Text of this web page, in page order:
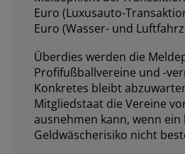
Euro (Luxusauto-
Euro (Wasser- und
Überdies werden die
Profifußballvereine und -
Konkretes bleibt
Mitgliedstaat die Vereine
ausnehmen kann, wenn ein
Geldwäscherisiko nicht